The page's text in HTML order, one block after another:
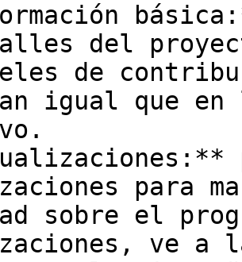
del
de
igual que
para
sobre el
ve a